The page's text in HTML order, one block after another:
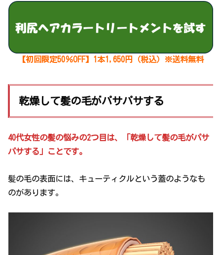
【初回限定50％OFF】1本1,650円（税込）※送料無料
乾燥して髪の毛がパサパサする
40代女性の髪の悩みの2つ目は、「乾燥して髪の毛がパサ
パサする」ことです。
髪の毛の表面には、キューティクルという蓋のようなも
のがあります。